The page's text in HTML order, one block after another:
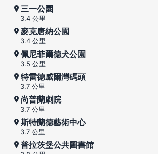
三一公園
3.4 公里
麥克唐納公園
3.4 公里
佩尼菲爾德犬公園
3.5 公里
特雷德威爾灣碼頭
3.7 公里
尚普蘭劇院
3.7 公里
斯特蘭德藝術中心
3.7 公里
普拉茨堡公共圖書館